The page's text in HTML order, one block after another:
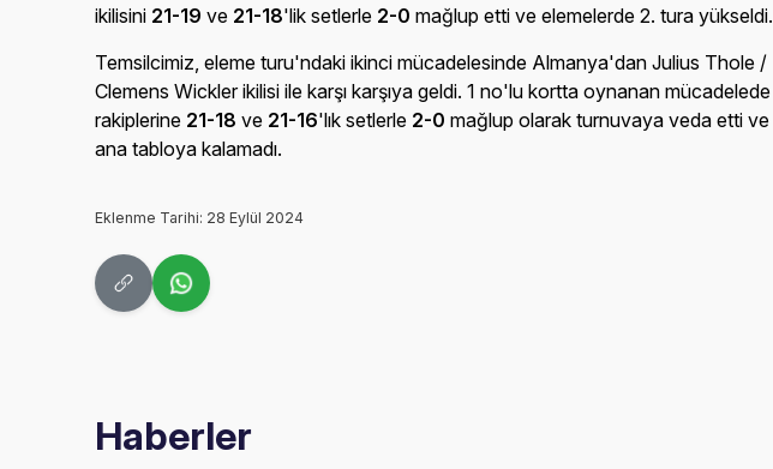
ikilisini 21-19 ve 21-18'lik setlerle 2-0 mağlup etti ve elemelerde 2. tura yükseldi.
Temsilcimiz, eleme turu'ndaki ikinci mücadelesinde Almanya'dan Julius Thole /
Clemens Wickler ikilisi ile karşı karşıya geldi. 1 no'lu kortta oynanan mücadelede
rakiplerine 21-18 ve 21-16'lık setlerle 2-0 mağlup olarak turnuvaya veda etti ve
ana tabloya kalamadı.
Eklenme Tarihi: 28 Eylül 2024
Haberler